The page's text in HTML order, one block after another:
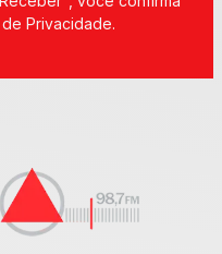
Privacidade.